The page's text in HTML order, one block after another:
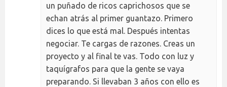
un puñado de ricos caprichosos que se
echan atrás al primer guantazo. Primero
dices lo que está mal. Después intentas
negociar. Te cargas de razones. Creas un
proyecto y al final te vas. Todo con luz y
taquígrafos para que la gente se vaya
preparando. Si llevaban 3 años con ello es